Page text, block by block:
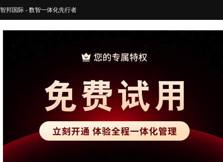
智邦国际 - 数智一体化先行者